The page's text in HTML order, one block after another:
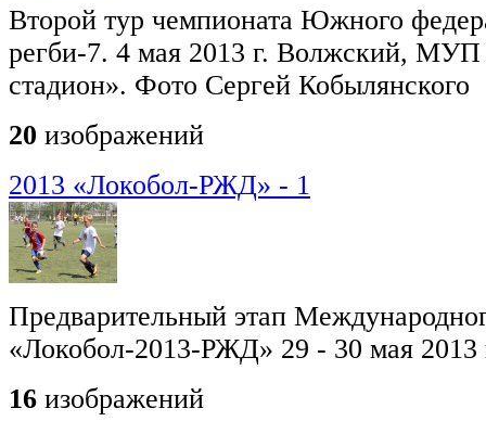
Второй тур чемпионата Южного
регби-7. 4 мая 2013 г. Волжский,
стадион». Фото Сергей Кобылянского
20 изображений
2013 «Локобол-РЖД» - 1
Предварительный этап
«Локобол-2013-РЖД» 29 - 30 мая 2013
16 изображений